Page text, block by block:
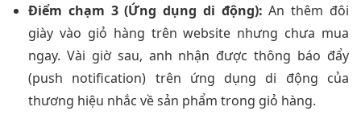
Điểm chạm 3 (Ứng dụng di động): An thêm đôi
giày vào giỏ hàng trên website nhưng chưa mua
ngay. Vài giờ sau, anh nhận được thông báo đẩy
(push notification) trên ứng dụng di động của
thương hiệu nhắc về sản phẩm trong giỏ hàng.